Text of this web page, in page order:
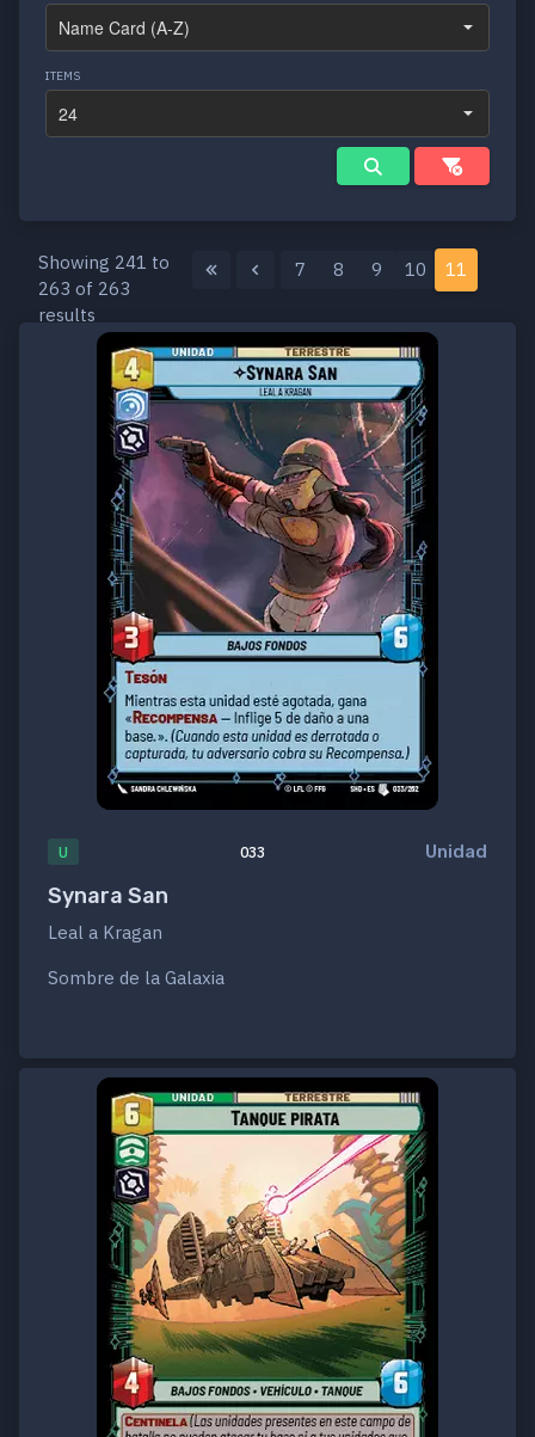
ITEMS
Showing 241 to
263 of 263
results
7 8 9 10 11
U 033 Unidad
Synara San
Leal a Kragan
Sombre de la Galaxia